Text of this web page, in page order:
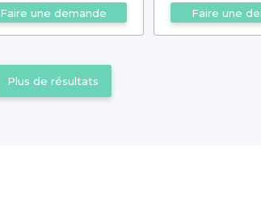
Faire une demande Faire une
Plus de résultats